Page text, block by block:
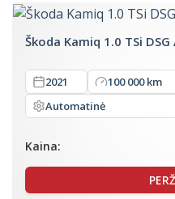
Škoda Kamiq 1.0 TSi
2021 100 000 km
Automatinė
Kaina: